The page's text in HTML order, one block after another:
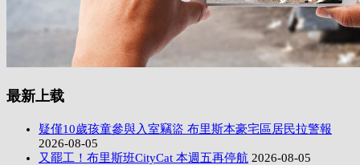
最新上载
疑僅10歲孩童參與入室竊盜 布里斯本豪宅區居民拉警報
2026-08-05
又罷工！布里斯班CityCat 本週五再停航 2026-08-05